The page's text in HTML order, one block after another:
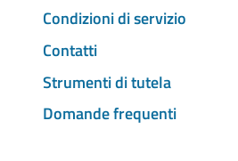
Condizioni di servizio
Contatti
Strumenti di tutela
Domande frequenti